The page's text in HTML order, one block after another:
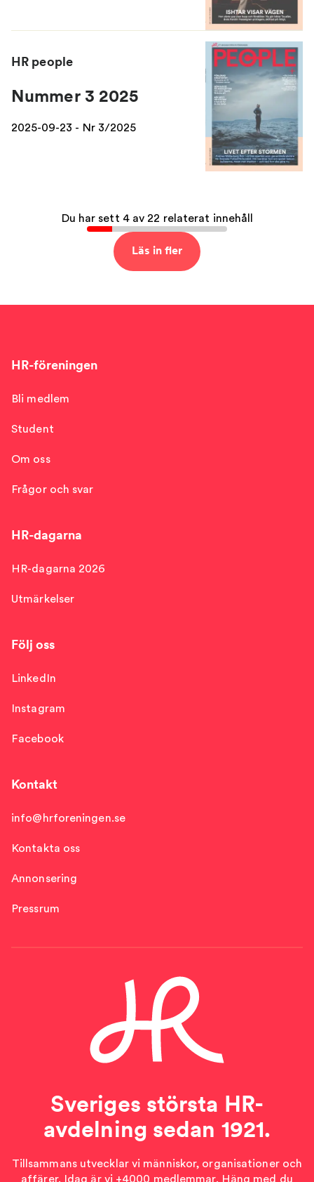
HR people
Nummer 3 2025
2025-09-23 - Nr 3/2025
Du har sett 4 av 22 relaterat innehåll
Läs in fler
HR-föreningen
Bli medlem
Student
Om oss
Frågor och svar
HR-dagarna
HR-dagarna 2026
Utmärkelser
Följ oss
LinkedIn
Instagram
Facebook
Kontakt
info@hrforeningen.se
Kontakta oss
Annonsering
Pressrum
Sveriges största HR-
avdelning sedan 1921.
Tillsammans utvecklar vi människor, organisationer och
affärer. Idag är vi +4000 medlemmar. Häng med du